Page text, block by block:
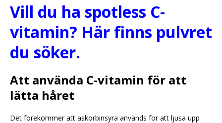
Vill du ha spotless C-
vitamin? Här finns pulvret
du söker.
Att använda C-vitamin för att
lätta håret
Det förekommer att askorbinsyra används för att ljusa upp